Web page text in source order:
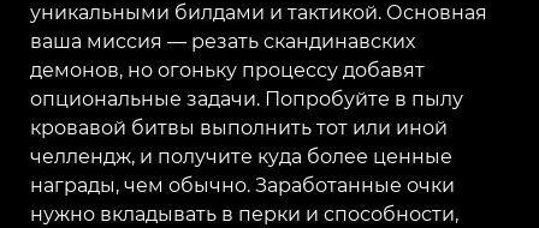
уникальными билдами и тактикой. Основная
ваша миссия — резать скандинавских
демонов, но огоньку процессу добавят
опциональные задачи. Попробуйте в пылу
кровавой битвы выполнить тот или иной
челлендж, и получите куда более ценные
награды, чем обычно. Заработанные очки
нужно вкладывать в перки и способности,